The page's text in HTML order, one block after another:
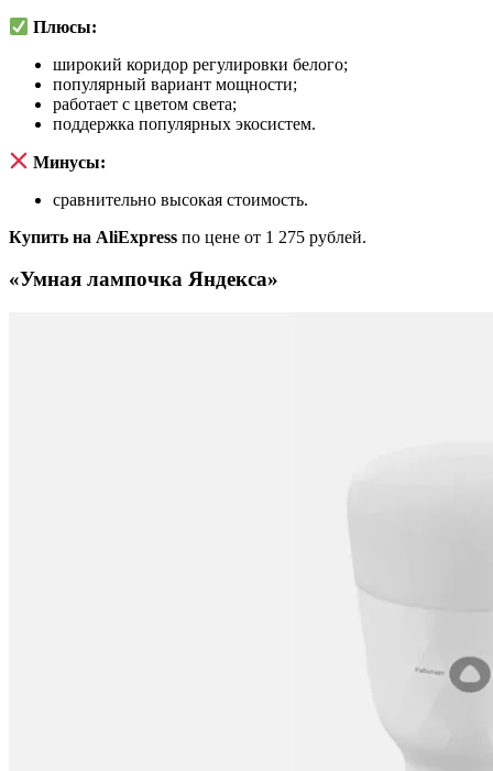
Плюсы:
широкий коридор регулировки белого;
популярный вариант мощности;
работает с цветом света;
поддержка популярных экосистем.
Минусы:
сравнительно высокая стоимость.
Купить на AliExpress по цене от 1 275 рублей.
«Умная лампочка Яндекса»